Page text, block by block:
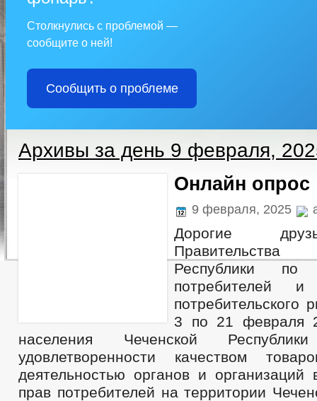
Столкнулись с проблемой —
сообщите о ней!
Сообщить о проблеме
Архивы за день 9 февраля,
Онлайн опрос
9 февраля, 2025
Дорогие
Республики
потребителей и
потребительского
3 по 21 февраля
населения Чеченской
удовлетворенности качеством
деятельностью органов и
прав потребителей на территории